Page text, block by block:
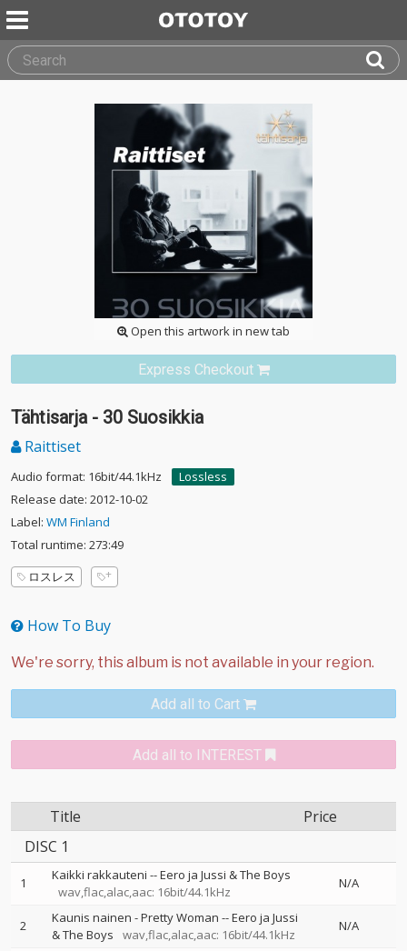
Open this artwork in new tab
Express Checkout
Tähtisarja - 30 Suosikkia
Raittiset
Audio format: 16bit/44.1kHz
Lossless
Release date: 2012-10-02
Label: WM Finland
Total runtime: 273:49
ロスレス
How To Buy
Add all to Cart
Add all to INTEREST
Title
Price
DISC 1
1 Kaikki rakkauteni --Eero ja Jussi & The Boys
wav,flac,alac,aac: 16bit/44.1kHz
N/A
2 Kaunis nainen - Pretty Woman --Eero ja Jussi
& The Boys
wav,flac,alac,aac: 16bit/44.1kHz
N/A